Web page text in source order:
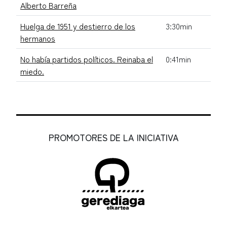
Alberto Barreña
Huelga de 1951 y destierro de los
hermanos
3:30min
No había partidos políticos. Reinaba el
miedo.
0:41min
PROMOTORES DE LA INICIATIVA